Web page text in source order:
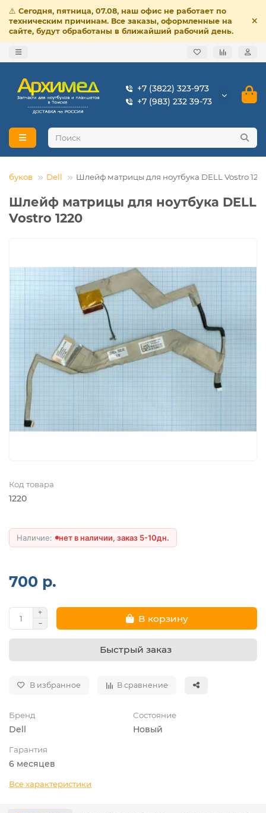
⚠️ Сегодня, пятница, 07.08, наш офис не работает по
техническим причинам. Все заказы, оформленные на
сайте, будут обработаны в ближайший рабочий день.
+7 (3822) 323-973
+7 (983) 232 39-73
Dell Шлейф матрицы для ноутбука DELL Vostro
Шлейф матрицы для ноутбука DELL
Vostro 1220
Код товара
1220
нет в наличии, заказ 5-10дн.
700 р.
В корзину
Быстрый заказ
В избранное В сравнение
Бренд
Dell
Состояние
Новый
Гарантия
6 месяцев
Все характеристики